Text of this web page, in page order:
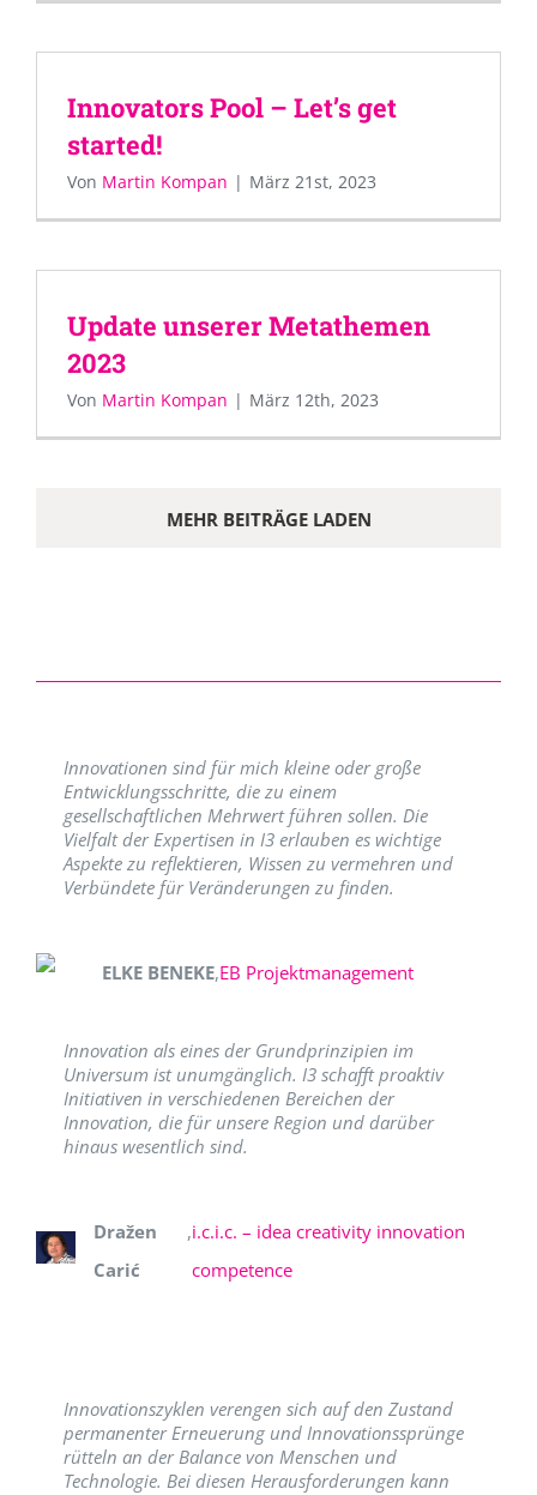
Innovators Pool – Let’s get
started!
Von Martin Kompan | März 21st, 2023
Update unserer Metathemen
2023
Von Martin Kompan | März 12th, 2023
MEHR BEITRÄGE LADEN
Innovationen sind für mich kleine oder große
Entwicklungsschritte, die zu einem
gesellschaftlichen Mehrwert führen sollen. Die
Vielfalt der Expertisen in I3 erlauben es wichtige
Aspekte zu reflektieren, Wissen zu vermehren und
Verbündete für Veränderungen zu finden.
ELKE BENEKE,EB Projektmanagement
Innovation als eines der Grundprinzipien im
Universum ist unumgänglich. I3 schafft proaktiv
Initiativen in verschiedenen Bereichen der
Innovation, die für unsere Region und darüber
hinaus wesentlich sind.
Dražen
Carić
,i.c.i.c. – idea creativity innovation
competence
Innovationszyklen verengen sich auf den Zustand
permanenter Erneuerung und Innovationssprünge
rütteln an der Balance von Menschen und
Technologie. Bei diesen Herausforderungen kann